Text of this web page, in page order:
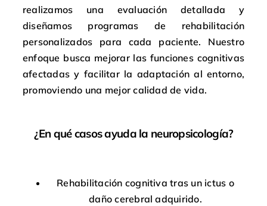
realizamos una evaluación detallada y
diseñamos programas de rehabilitación
personalizados para cada paciente. Nuestro
enfoque busca mejorar las funciones cognitivas
afectadas y facilitar la adaptación al entorno,
promoviendo una mejor calidad de vida.
¿En qué casos ayuda la neuropsicología?
Rehabilitación cognitiva tras un ictus o
daño cerebral adquirido.